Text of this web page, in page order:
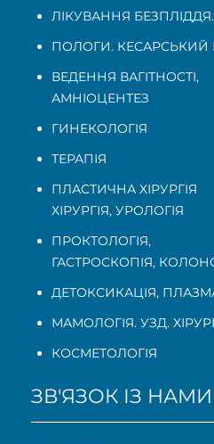
ЛІКУВАННЯ БЕЗПЛІДДЯ.
ПОЛОГИ. КЕСАРСЬКИЙ
ВЕДЕННЯ ВАГІТНОСТІ,
АМНІОЦЕНТЕЗ
ГИНЕКОЛОГІЯ
ТЕРАПІЯ
ПЛАСТИЧНА ХІРУРГІЯ
ХІРУРГІЯ, УРОЛОГІЯ
ПРОКТОЛОГІЯ,
ГАСТРОСКОПІЯ,
ДЕТОКСИКАЦІЯ,
МАМОЛОГІЯ. УЗД.
КОСМЕТОЛОГІЯ
ЗВ'ЯЗОК ІЗ НАМИ